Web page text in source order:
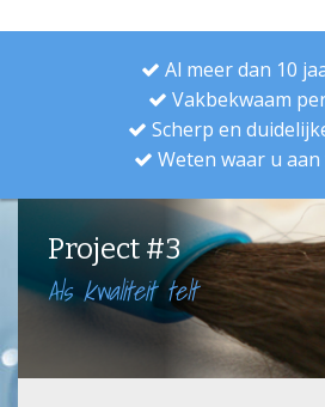
Al meer dan 10
Vakbekwaam
Scherp en
Weten waar u
Project #3
Als kwaliteit telt